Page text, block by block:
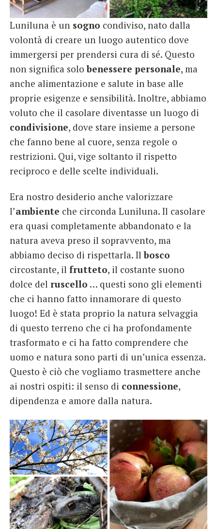
Luniluna è un sogno condiviso, nato dalla
volontà di creare un luogo autentico dove
immergersi per prendersi cura di sé. Questo
non significa solobenessere personale, ma
anche alimentazione e salute in base alle
proprie esigenze e sensibilità. Inoltre, abbiamo
voluto che il casolare diventasse un luogo di
condivisione, dove stare insieme a persone
che fanno bene al cuore, senza regole o
restrizioni. Qui, vige soltanto il rispetto
reciproco e delle scelte individuali.
Era nostro desiderio anche valorizzare
l’ambiente che circonda Luniluna. Il casolare
era quasi completamente abbandonato e la
natura aveva preso il sopravvento, ma
abbiamo deciso di rispettarla. Ilbosco
circostante, il frutteto, il costante suono
dolce del ruscello … questi sono gli elementi
che ci hanno fatto innamorare di questo
luogo! Ed è stata proprio la natura selvaggia
di questo terreno che ci ha profondamente
trasformato e ci ha fatto comprendere che
uomo e natura sono parti di un’unica essenza.
Questo è ciò che vogliamo trasmettere anche
ai nostri ospiti: il senso di connessione,
dipendenza e amore dalla natura.